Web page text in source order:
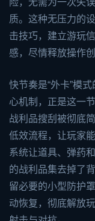
险，无需为一次失
质。这种无压力的
击技巧，建立游玩
感，尽情释放操作
快节奏是“外卡”模
心机制，正是这一
战利品搜刮被彻底
低效流程，让玩家
系统让道具、弹药
的战利品集去掉了
留必要的小型防护
动恢复，彻底解放